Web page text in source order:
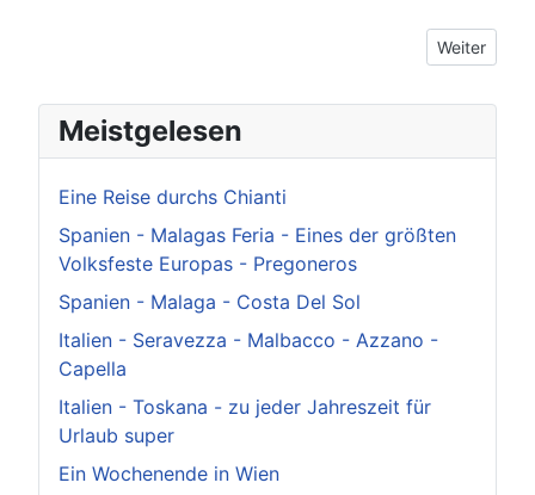
Nächster
Weiter
Meistgelesen
Eine Reise durchs Chianti
Spanien - Malagas Feria - Eines der größten
Volksfeste Europas - Pregoneros
Spanien - Malaga - Costa Del Sol
Italien - Seravezza - Malbacco - Azzano -
Capella
Italien - Toskana - zu jeder Jahreszeit für
Urlaub super
Ein Wochenende in Wien